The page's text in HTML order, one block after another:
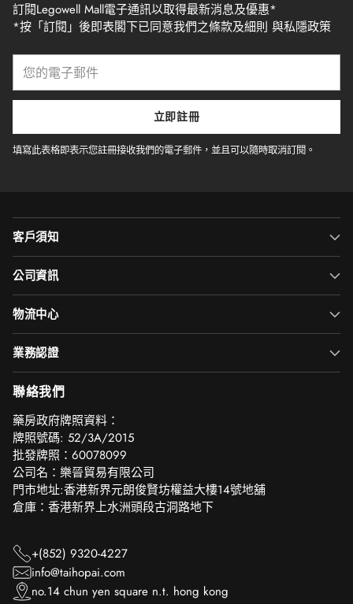
訂閱Legowell Mall電子通訊以取得最新消息及優惠*
*按「訂閱」後即表閣下已同意我們之條款及細則 與私隱政策
電
郵
件
立即註冊
填寫此表格即表示您註冊接收我們的電子郵件，並且可以隨時取消訂閱。
客戶須知
公司資訊
物流中心
業務認證
聯絡我們
‎藥房政府牌照資料：
牌照號碼: 52/3A/2015
批發牌照：60078099
公司名：樂晉貿易有限公司
門市地址:香港新界元朗俊賢坊權益大樓14號地舖
倉庫：香港新界上水洲頭段古洞路地下
+(852) 9320-4227
info@taihopai.com
no.14 chun yen square n.t. hong kong